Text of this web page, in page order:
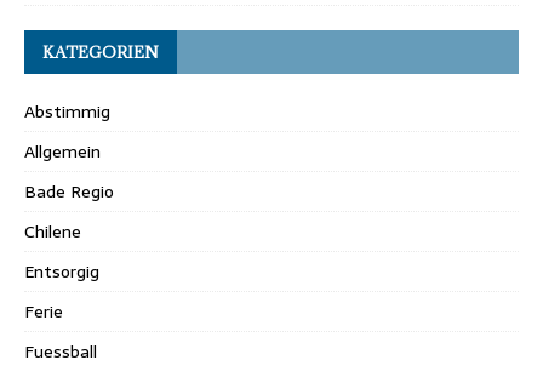
KATEGORIEN
Abstimmig
Allgemein
Bade Regio
Chilene
Entsorgig
Ferie
Fuessball